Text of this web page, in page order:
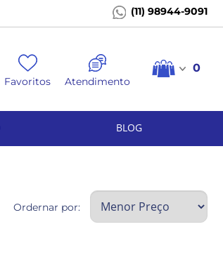
(11) 98944-9091
Favoritos Atendimento
0
BLOG
Ordernar por: